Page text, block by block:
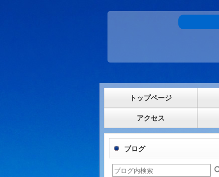
トップページ
アクセス
ブログ